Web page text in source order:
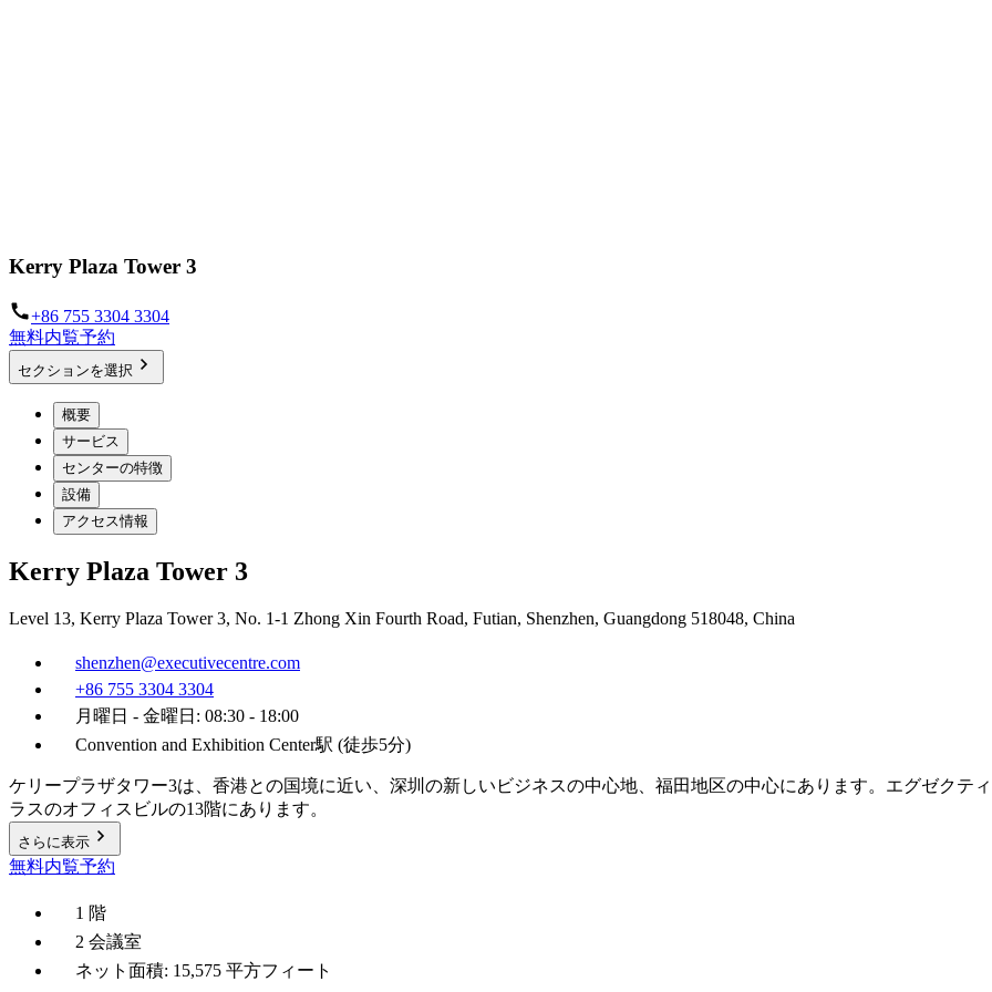
Kerry Plaza Tower 3
+86 755 3304 3304
無料内覧予約
セクションを選択
概要
サービス
センターの特徴
設備
アクセス情報
Kerry Plaza Tower 3
Level 13, Kerry Plaza Tower 3, No. 1-1 Zhong Xin Fourth Road, Futian, Shenzhen, Guangdong 518048, China
shenzhen@executivecentre.com
+86 755 3304 3304
月曜日 - 金曜日: 08:30 - 18:00
Convention and Exhibition Center駅 (徒歩5分)
ケリープラザタワー3は、香港との国境に近い、深圳の新しいビジネスの中心地、福田地区の中心にあります。エグゼクテ
ラスのオフィスビルの13階にあります。
さらに表示
無料内覧予約
1 階
2 会議室
ネット面積: 15,575 平方フィート